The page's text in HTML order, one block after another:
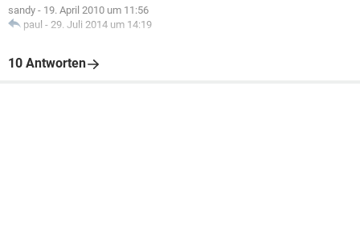
sandy - 19. April 2010 um 11:56
paul - 29. Juli 2014 um 14:19
10 Antworten